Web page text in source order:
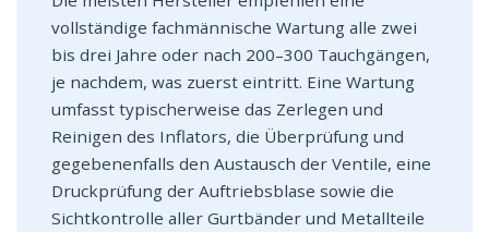
vollständige fachmännische Wartung alle zwei
bis drei Jahre oder nach 200–300 Tauchgängen,
je nachdem, was zuerst eintritt. Eine Wartung
umfasst typischerweise das Zerlegen und
Reinigen des Inflators, die Überprüfung und
gegebenenfalls den Austausch der Ventile, eine
Druckprüfung der Auftriebsblase sowie die
Sichtkontrolle aller Gurtbänder und Metallteile